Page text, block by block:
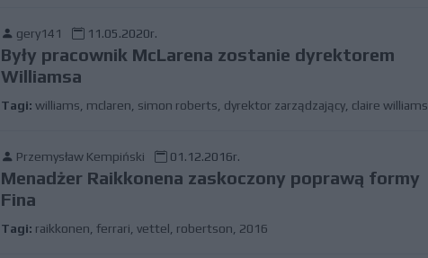
gery141 11.05.2020r.
Były pracownik McLarena zostanie dyrektorem
Williamsa
Tagi: williams mclaren simon roberts dyrektor zarządzający claire williams
Przemysław Kempiński 01.12.2016r.
Menadżer Raikkonena zaskoczony poprawą formy
Fina
Tagi: raikkonen ferrari vettel robertson 2016